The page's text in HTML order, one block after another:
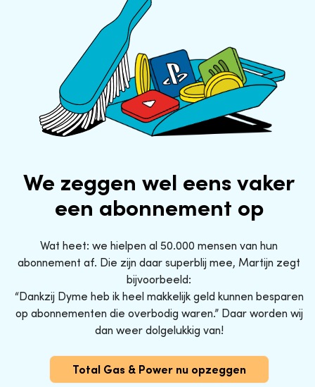
We zeggen wel eens vaker
een abonnement op
Wat heet: we hielpen al 50.000 mensen van hun
abonnement af. Die zijn daar superblij mee, Martijn zegt
bijvoorbeeld:
“Dankzij Dyme heb ik heel makkelijk geld kunnen besparen
op abonnementen die overbodig waren.” Daar worden wij
dan weer dolgelukkig van!
Total Gas & Power nu opzeggen